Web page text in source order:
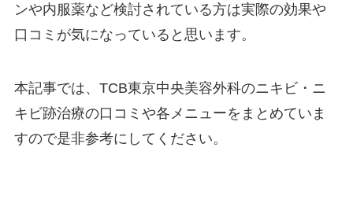
ンや内服薬など検討されている方は実際の効果や
口コミが気になっていると思います。
本記事では、 TCB東京中央美容外科のニキビ・ニ
キビ跡治療の口コミや各メニューをまとめていま
すので是非参考にしてください。